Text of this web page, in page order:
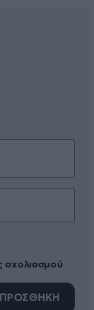
σχολιασμού
ΠΡΟΣΘΗΚΗ